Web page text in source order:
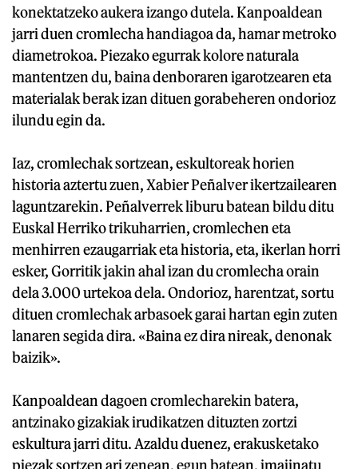
konektatzeko aukera izango dutela. Kanpoaldean
jarri duen cromlecha handiagoa da, hamar metroko
diametrokoa. Piezako egurrak kolore naturala
mantentzen du, baina denboraren igarotzearen eta
materialak berak izan dituen gorabeheren ondorioz
ilundu egin da.
Iaz, cromlechak sortzean, eskultoreak horien
historia aztertu zuen, Xabier Peñalver ikertzailearen
laguntzarekin. Peñalverrek liburu batean bildu ditu
Euskal Herriko trikuharrien, cromlechen eta
menhirren ezaugarriak eta historia, eta, ikerlan horri
esker, Gorritik jakin ahal izan du cromlecha orain
dela 3.000 urtekoa dela. Ondorioz, harentzat, sortu
dituen cromlechak arbasoek garai hartan egin zuten
lanaren segida dira. «Baina ez dira nireak, denonak
baizik».
Kanpoaldean dagoen cromlecharekin batera,
antzinako gizakiak irudikatzen dituzten zortzi
eskultura jarri ditu. Azaldu duenez, erakusketako
piezak sortzen ari zenean, egun batean, imajinatu